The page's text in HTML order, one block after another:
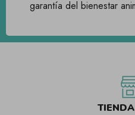
garantía del bienestar